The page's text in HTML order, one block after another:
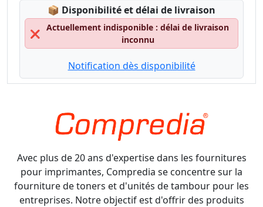
📦 Lagerstatus:
Disponibilité et délai de livraison
❌
Actuellement indisponible : délai de livraison
inconnu
Notification dès disponibilité
Avec plus de 20 ans d'expertise dans les fournitures
pour imprimantes, Compredia se concentre sur la
fourniture de toners et d'unités de tambour pour les
entreprises. Notre objectif est d'offrir des produits